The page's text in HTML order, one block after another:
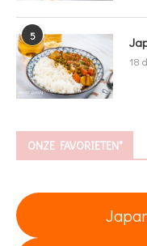
5
18
ONZE FAVORIETEN*